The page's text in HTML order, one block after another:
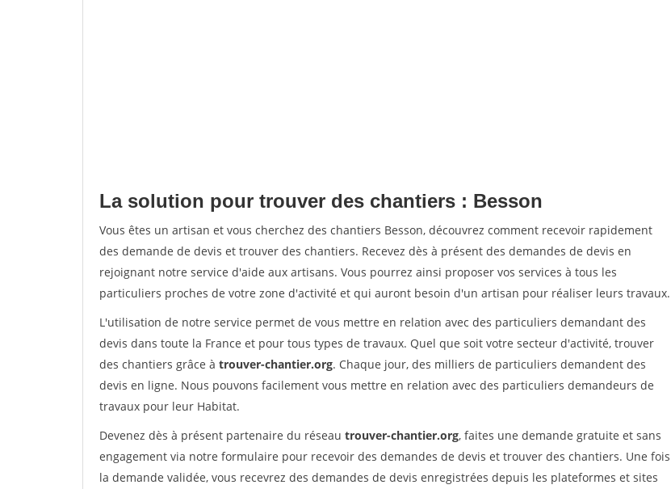
La solution pour trouver des chantiers : Besson
Vous êtes un artisan et vous cherchez des chantiers Besson, découvrez comment recevoir rapidement
des demande de devis et trouver des chantiers. Recevez dès à présent des demandes de devis en
rejoignant notre service d'aide aux artisans. Vous pourrez ainsi proposer vos services à tous les
particuliers proches de votre zone d'activité et qui auront besoin d'un artisan pour réaliser leurs travaux.
L'utilisation de notre service permet de vous mettre en relation avec des particuliers demandant des
devis dans toute la France et pour tous types de travaux. Quel que soit votre secteur d'activité, trouver
des chantiers grâce à trouver-chantier.org. Chaque jour, des milliers de particuliers demandent des
devis en ligne. Nous pouvons facilement vous mettre en relation avec des particuliers demandeurs de
travaux pour leur Habitat.
Devenez dès à présent partenaire du réseau trouver-chantier.org, faites une demande gratuite et sans
engagement via notre formulaire pour recevoir des demandes de devis et trouver des chantiers. Une fois
la demande validée, vous recevrez des demandes de devis enregistrées depuis les plateformes et sites